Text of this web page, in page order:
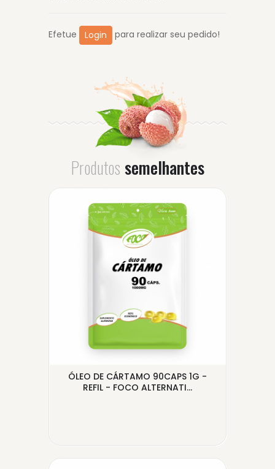
Efetue Login para realizar seu pedido!
Produtos semelhantes
ÓLEO DE CÁRTAMO 90CAPS 1G -
REFIL - FOCO ALTERNATI...